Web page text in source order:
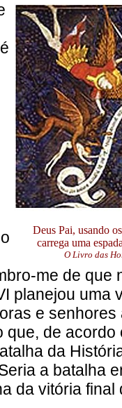
Deus Pai, usando
carrega uma
O Livro das
me de que
planejou uma
e
que, de acordo
da
a batalha
da vitória